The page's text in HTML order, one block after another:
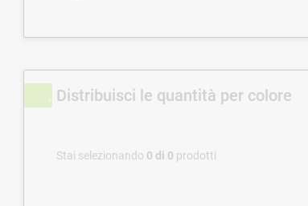
Distribuisci le quantità per colore
Stai selezionando 0 di 0 prodotti